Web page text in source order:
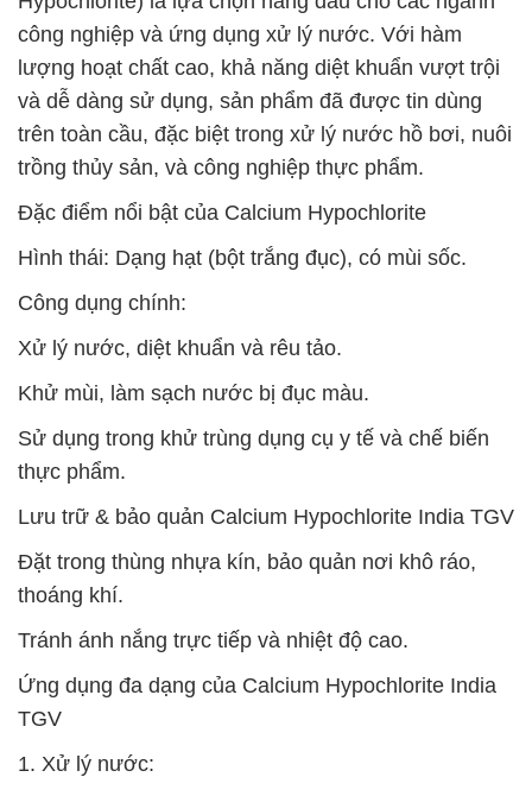
công nghiệp và ứng dụng xử lý nước. Với hàm
lượng hoạt chất cao, khả năng diệt khuẩn vượt trội
và dễ dàng sử dụng, sản phẩm đã được tin dùng
trên toàn cầu, đặc biệt trong xử lý nước hồ bơi, nuôi
trồng thủy sản, và công nghiệp thực phẩm.
Đặc điểm nổi bật của Calcium Hypochlorite
Hình thái: Dạng hạt (bột trắng đục), có mùi sốc.
Công dụng chính:
Xử lý nước, diệt khuẩn và rêu tảo.
Khử mùi, làm sạch nước bị đục màu.
Sử dụng trong khử trùng dụng cụ y tế và chế biến
thực phẩm.
Lưu trữ & bảo quản Calcium Hypochlorite India TGV
Đặt trong thùng nhựa kín, bảo quản nơi khô ráo,
thoáng khí.
Tránh ánh nắng trực tiếp và nhiệt độ cao.
Ứng dụng đa dạng của Calcium Hypochlorite India
TGV
1. Xử lý nước: